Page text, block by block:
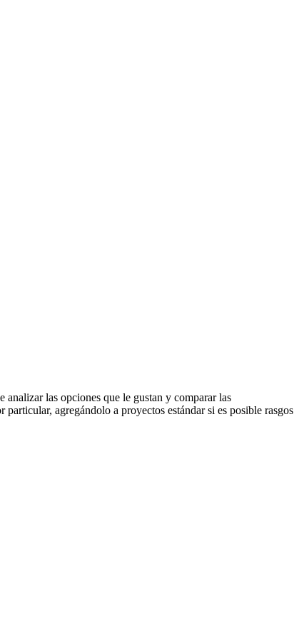
analizar las opciones que le gustan y comparar las
agregándolo a proyectos estándar si es posible rasgos